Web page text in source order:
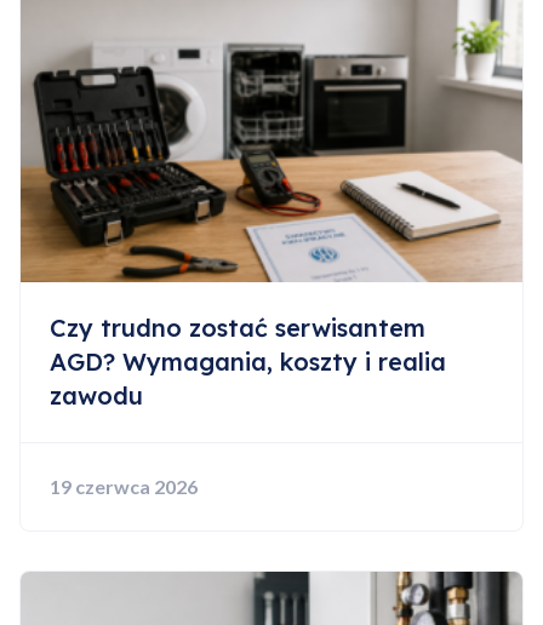
Czy trudno zostać serwisantem
AGD? Wymagania, koszty i realia
zawodu
19 czerwca 2026